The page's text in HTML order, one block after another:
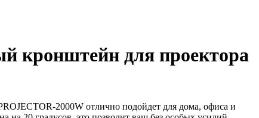
кронштейн для проектора
2000W отлично подойдет для дома, офиса и